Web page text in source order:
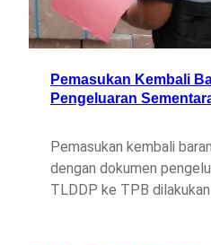
Pemasukan Kembali
Pengeluaran
Pemasukan kembali
dengan dokumen
TLDDP ke TPB